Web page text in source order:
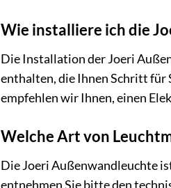
Wie installiere ich die
Die Installation der Joeri
enthalten, die Ihnen Schritt für
empfehlen wir Ihnen, einen
Welche Art von
Die Joeri Außenwandleuchte
entnehmen Sie bitte den